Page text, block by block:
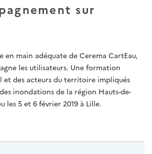
sur
en main adéquate de Cerema CartEau,
les utilisateurs. Une formation
et des acteurs du territoire impliqués
inondations de la région Hauts-de-
les 5 et 6 février 2019 à Lille.